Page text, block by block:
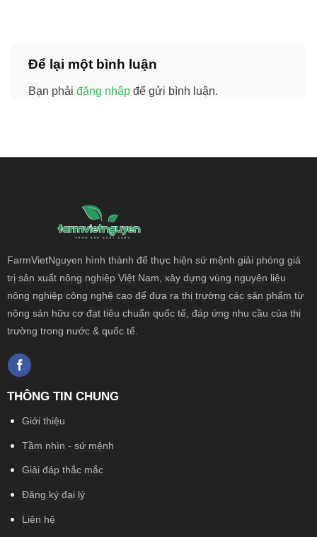
Để lại một bình luận
Bạn phải đăng nhập để gửi bình luận.
FarmVietNguyen hình thành để thực hiện sứ mệnh giải phóng giá
trị sản xuất nông nghiệp Việt Nam, xây dựng vùng nguyên liệu
nông nghiệp công nghệ cao để đưa ra thị trường các sản phẩm từ
nông sản hữu cơ đạt tiêu chuẩn quốc tế, đáp ứng nhu cầu của thị
trường trong nước & quốc tế.
THÔNG TIN CHUNG
Giới thiệu
Tầm nhìn - sứ mệnh
Giải đáp thắc mắc
Đăng ký đại lý
Liên hệ